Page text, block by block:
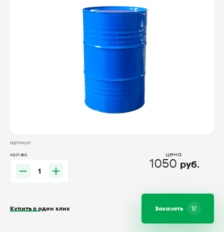
артикул:
кол-во
цена
1050 руб.
Заказать
Купить в один клик